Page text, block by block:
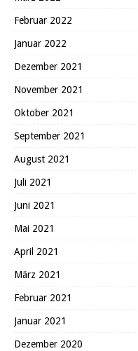
Februar 2022
Januar 2022
Dezember 2021
November 2021
Oktober 2021
September 2021
August 2021
Juli 2021
Juni 2021
Mai 2021
April 2021
März 2021
Februar 2021
Januar 2021
Dezember 2020